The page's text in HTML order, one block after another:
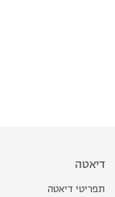
דיאטה
תפריטי דיאטה